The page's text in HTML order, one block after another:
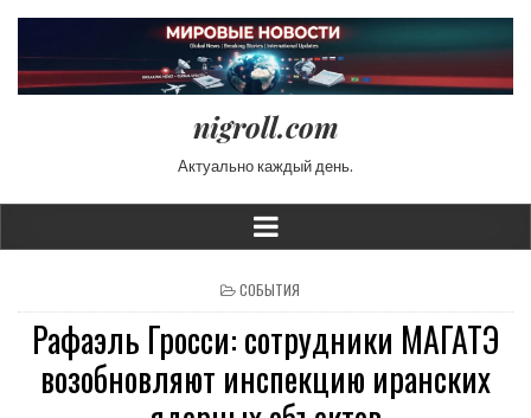
nigroll.com
Актуально каждый день.
POSTED IN
СОБЫТИЯ
Рафаэль Гросси: сотрудники МАГАТЭ
возобновляют инспекцию иранских